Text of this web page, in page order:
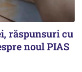
răspunsuri cu
noul PIAS